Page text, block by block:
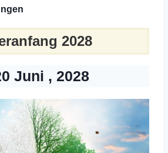
2028
Juni , 2028